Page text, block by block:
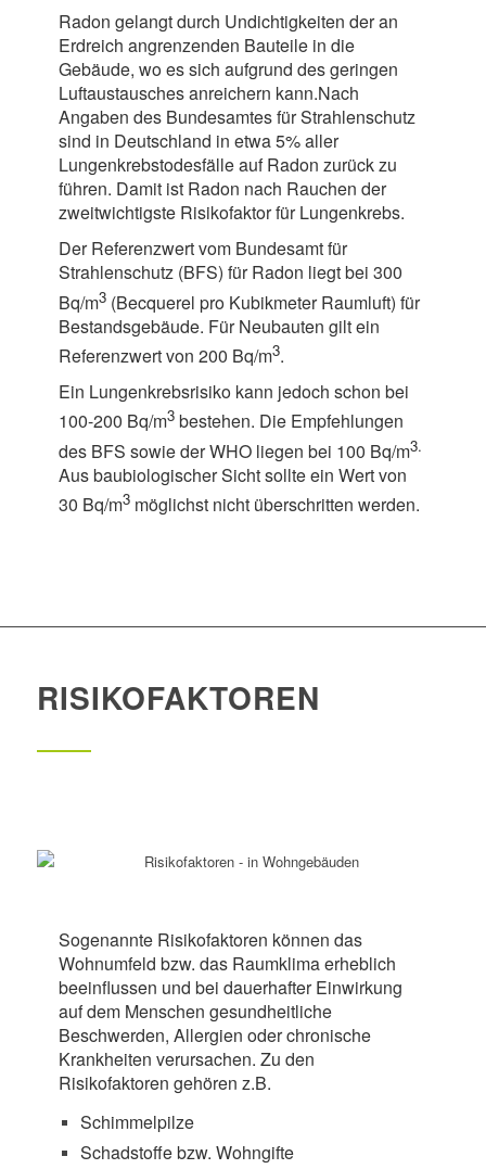
Radon gelangt durch Undichtigkeiten der an
Erdreich angrenzenden Bauteile in die
Gebäude, wo es sich aufgrund des geringen
Luftaustausches anreichern kann.Nach
Angaben des Bundesamtes für Strahlenschutz
sind in Deutschland in etwa 5% aller
Lungenkrebstodesfälle auf Radon zurück zu
führen. Damit ist Radon nach Rauchen der
zweitwichtigste Risikofaktor für Lungenkrebs.
Der Referenzwert vom Bundesamt für
Strahlenschutz (BFS) für Radon liegt bei 300
Bq/m3(Becquerel pro Kubikmeter Raumluft) für
Bestandsgebäude. Für Neubauten gilt ein
Referenzwert von 200 Bq/m3.
Ein Lungenkrebsrisiko kann jedoch schon bei
100-200 Bq/m3 bestehen. Die Empfehlungen
des BFS sowie der WHO liegen bei 100 Bq/m3.
Aus baubiologischer Sicht sollte ein Wert von
30 Bq/m3möglichst nicht überschritten werden.
RISIKOFAKTOREN
Sogenannte Risikofaktoren können das
Wohnumfeld bzw. das Raumklima erheblich
beeinflussen und bei dauerhafter Einwirkung
auf dem Menschen gesundheitliche
Beschwerden, Allergien oder chronische
Krankheiten verursachen. Zu den
Risikofaktoren gehören z.B.
Schimmelpilze
Schadstoffe bzw. Wohngifte